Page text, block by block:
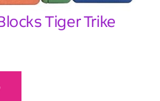
Tiger Trike